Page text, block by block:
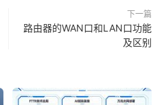
下一篇
路由器的WAN口和LAN口功能
及区别